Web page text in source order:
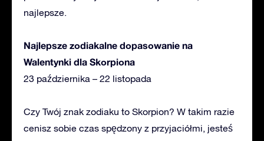
najlepsze.
Najlepsze zodiakalne dopasowanie na
Walentynki dla Skorpiona
23 października – 22 listopada
Czy Twój znak zodiaku to Skorpion? W takim razie
cenisz sobie czas spędzony z przyjaciółmi, jesteś